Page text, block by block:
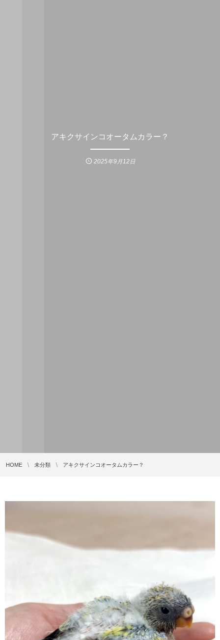
アキクサインコオータムカラー？
2025年9月12日
HOME 未分類 アキクサインコオータムカラー？